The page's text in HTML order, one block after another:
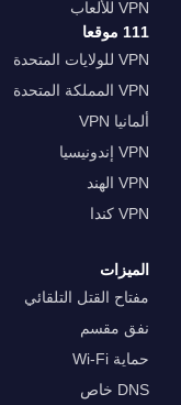
VPN للألعاب
111 موقعا
VPN للولايات المتحدة
VPN المملكة المتحدة
ألمانيا VPN
VPN إندونيسيا
VPN الهند
VPN كندا
الميزات
مفتاح القتل التلقائي
نفق مقسم
حماية Wi-Fi
DNS خاص